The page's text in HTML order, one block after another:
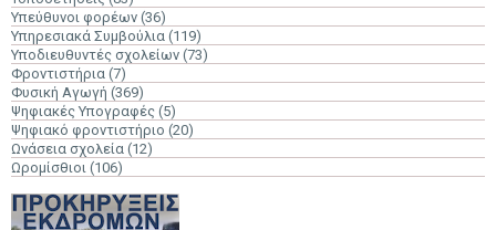
Υπεύθυνοι φορέων (36)
Υπηρεσιακά Συμβούλια (119)
Υποδιευθυντές σχολείων (73)
Φροντιστήρια (7)
Φυσική Αγωγή (369)
Ψηφιακές Υπογραφές (5)
Ψηφιακό φροντιστήριο (20)
Ωνάσεια σχολεία (12)
Ωρομίσθιοι (106)